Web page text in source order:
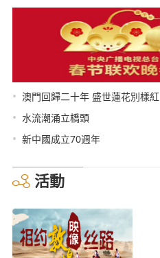
• 澳門回歸二十年 盛世蓮花別樣紅
• 水流潮涌立橋頭
• 新中國成立70週年
活動